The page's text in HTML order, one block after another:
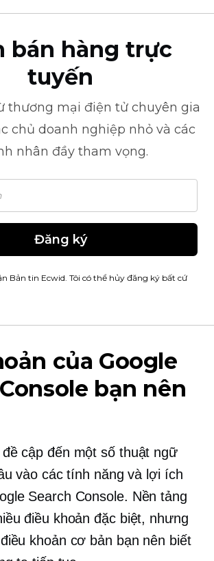
bán hàng trực
tuyến
thương mại điện tử chuyên gia
chủ doanh nghiệp nhỏ và các
nhân đầy tham vọng.
Đăng ký
Bản tin Ecwid. Tôi có thể hủy đăng ký bất cứ
của Google
bạn nên
cập đến một số thuật ngữ
vào các tính năng và lợi ích
Search Console. Nền tảng
điều khoản đặc biệt, nhưng
khoản cơ bản bạn nên biết